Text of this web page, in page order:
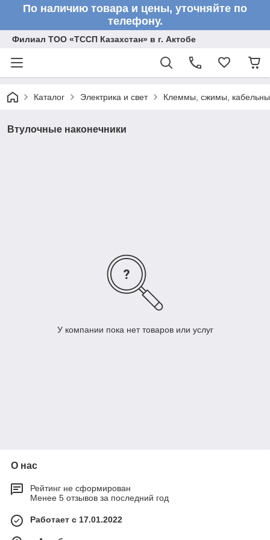
По наличию товара и цены, уточняйте по
телефону.
Филиал ТОО «ТССП Казахстан» в г. Актобе
Каталог Электрика и свет Клеммы, сжимы,
Втулочные наконечники
У компании пока нет товаров или услуг
О нас
Рейтинг не сформирован
Менее 5 отзывов за последний год
Работает с 17.01.2022